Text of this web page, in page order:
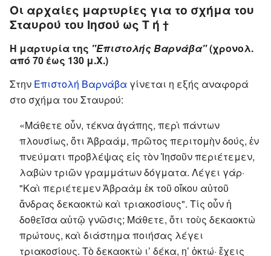
Οι αρχαίες μαρτυρίες για το σχήμα του
Σταυρού του Ιησού ως Τ ή †
Η μαρτυρία της "Επιστολής Βαρνάβα"(χρονολ.
από 70 έως 130 μ.Χ.)
Στην Επιστολή Βαρνάβα γίνεται η εξής αναφορά
στο σχήμα του Σταυρού:
«Μάθετε οὖν, τέκνα ἀγάπης, περὶ πάντων
πλουσίως, ὅτι Ἀβραάμ, πρῶτος περιτομὴν δούς, ἐν
πνεύματι προβλέψας εἰς τὸν Ἰησοῦν περιέτεμεν,
λαβὼν τριῶν γραμμάτων δόγματα. Λέγει γάρ·
"Καὶ περιέτεμεν Ἀβραὰμ ἐκ τοῦ οἴκου αὐτοῦ
ἄνδρας δεκαοκτὼ καὶ τριακοσίους". Τίς οὖν ἡ
δοθεῖσα αὐτῷ γνῶσις; Μάθετε, ὅτι τοὺς δεκαοκτὼ
πρώτους, καὶ διάστημα ποιήσας λέγει
τριακοσίους. Τὸ δεκαοκτὼ ι’ δέκα, η’ ὀκτώ· ἔχεις